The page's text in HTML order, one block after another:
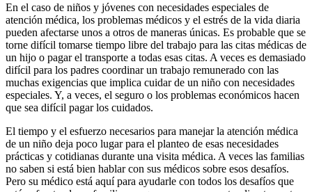
En el caso de niños y jóvenes con necesidades especiales de
atención médica, los problemas médicos y el estrés de la vida diaria
pueden afectarse unos a otros de maneras únicas. Es probable que se
torne difícil tomarse tiempo libre del trabajo para las citas médicas de
un hijo o pagar el transporte a todas esas citas. A veces es demasiado
difícil para los padres coordinar un trabajo remunerado con las
muchas exigencias que implica cuidar de un niño con necesidades
especiales. Y, a veces, el seguro o los problemas económicos hacen
que sea difícil pagar los cuidados.
El tiempo y el esfuerzo necesarios para manejar la atención médica
de un niño deja poco lugar para el planteo de esas necesidades
prácticas y cotidianas durante una visita médica. A veces las familias
no saben si está bien hablar con sus médicos sobre esos desafíos.
Pero su médico está aquí para ayudarle con todos los desafíos que